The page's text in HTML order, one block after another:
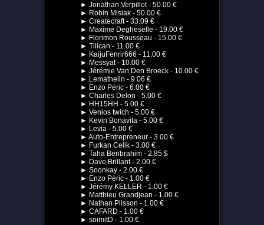
► Jonathan Verpillot - 50.00 €
► Robin Misiak - 50.00 €
► Createcraft - 33.09 €
► Maxime Degheselle - 19.00 €
► Florimon Rousseau - 15.00 €
► Tilican - 11.00 €
► KaijuFenrir666 - 11.00 €
► Messyat - 10.00 €
► Jérémie Van Den Broeck - 10.00 €
► Lemathelin - 9.06 €
► Enzo Péric - 6.00 €
► Charles Delon - 5.00 €
► HH15HH - 5.00 €
► Venios twich - 5.00 €
► Kevin Bonavita - 5.00 €
► Levia - 5.00 €
► Auto-Entrepreneur - 3.00 €
► Furkan Celik - 3.00 €
► Taha Benbrahim - 2.85 $
► Dave Brillant - 2.00 €
► Soonkay - 2.00 €
► Enzo Péric - 1.00 €
► Jérémy KELLER - 1.00 €
► Matthieu Grandjean - 1.00 €
► Nathan Plisson - 1.00 €
► CAFARD - 1.00 €
► soimitD - 1.00 €